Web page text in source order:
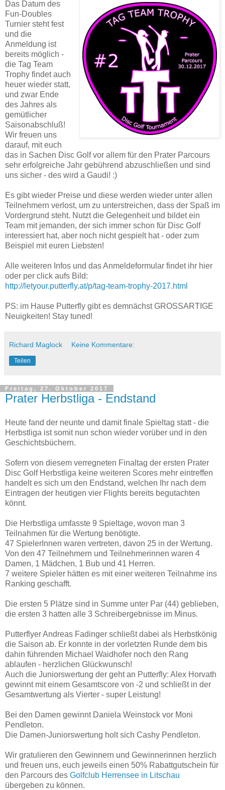
Das Datum des
Fun-Doubles
Turnier steht fest
und die
Anmeldung ist
bereits möglich -
die Tag Team
Trophy findet auch
heuer wieder statt,
und zwar Ende
des Jahres als
gemütlicher
Saisonabschluß!
Wir freuen uns
darauf, mit euch
das in Sachen Disc Golf vor allem für den Prater Parcours
sehr erfolgreiche Jahr gebührend abzuschließen und sind
uns sicher - des wird a Gaudi! :)
Es gibt wieder Preise und diese werden wieder unter allen
Teilnehmern verlost, um zu unterstreichen, dass der Spaß im
Vordergrund steht. Nutzt die Gelegenheit und bildet ein
Team mit jemanden, der sich immer schon für Disc Golf
interessiert hat, aber noch nicht gespielt hat - oder zum
Beispiel mit euren Liebsten!
Alle weiteren Infos und das Anmeldeformular findet ihr hier
oder per click aufs Bild:
http://letyour.putterfly.at/p/tag-team-trophy-2017.html
PS: im Hause Putterfly gibt es demnächst GROSSARTIGE
Neuigkeiten! Stay tuned!
Richard Maglock Keine Kommentare:
Teilen
Freitag, 27. Oktober 2017
Prater Herbstliga - Endstand
Heute fand der neunte und damit finale Spieltag statt - die
Herbstliga ist somit nun schon wieder vorüber und in den
Geschichtsbüchern.
Sofern von diesem verregneten Finaltag der ersten Prater
Disc Golf Herbstliga keine weiteren Scores mehr eintreffen
handelt es sich um den Endstand, welchen Ihr nach dem
Eintragen der heutigen vier Flights bereits begutachten
könnt.
Die Herbstliga umfasste 9 Spieltage, wovon man 3
Teilnahmen für die Wertung benötigte.
47 SpielerInnen waren vertreten, davon 25 in der Wertung.
Von den 47 Teilnehmern und Teilnehmerinnen waren 4
Damen, 1 Mädchen, 1 Bub und 41 Herren.
7 weitere Spieler hätten es mit einer weiteren Teilnahme ins
Ranking geschafft.
Die ersten 5 Plätze sind in Summe unter Par (44) geblieben,
die ersten 3 hatten alle 3 Schreibergebnisse im Minus.
Putterflyer Andreas Fadinger schließt dabei als Herbstkönig
die Saison ab. Er konnte in der vorletzten Runde dem bis
dahin führenden Michael Waidhofer noch den Rang
ablaufen - herzlichen Glückwunsch!
Auch die Juniorswertung der geht an Putterfly: Alex Horvath
gewinnt mit einem Gesamtscore von -2 und schließt in der
Gesamtwertung als Vierter - super Leistung!
Bei den Damen gewinnt Daniela Weinstock vor Moni
Pendleton.
Die Damen-Juniorswertung holt sich Cashy Pendleton.
Wir gratulieren den Gewinnern und Gewinnerinnen herzlich
und freuen uns, euch jeweils einen 50% Rabattgutschein für
den Parcours des Golfclub Herrensee in Litschau
übergeben zu können.